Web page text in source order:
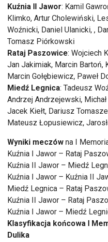
Kuźnia II Jawor: Kamil
Klimko, Artur Cholewiński,
Woźnicki, Daniel Ulanicki, ,
Tomasz Piórkowski
Rataj Paszowice: Wojciech
Jan Jakimiak, Marcin Bartoń,
Marcin Gołębiewicz, Paweł
Miedź Legnica: Tadeusz
Andrzej Andrzejewski,
Jacek Kiełt, Dariusz
Mateusz Łopusiewicz,
Wyniki meczów na I
Kuźnia I Jawor – Rataj
Kuźnia II Jawor – Miedź
Kuźnia I Jawor – Kuźnia II
Miedź Legnica – Rataj
Kuźnia II Jawor – Rataj
Kuźnia I Jawor – Miedź
Klasyfikacja końcowa I
Dulika